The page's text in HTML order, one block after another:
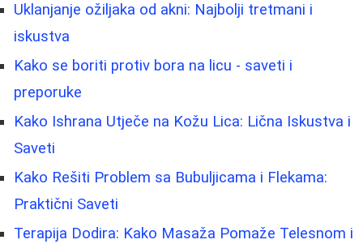
Uklanjanje ožiljaka od akni: Najbolji tretmani i
iskustva
Kako se boriti protiv bora na licu - saveti i
preporuke
Kako Ishrana Utječe na Kožu Lica: Lična Iskustva i
Saveti
Kako Rešiti Problem sa Bubuljicama i Flekama:
Praktični Saveti
Terapija Dodira: Kako Masaža Pomaže Telesnom i